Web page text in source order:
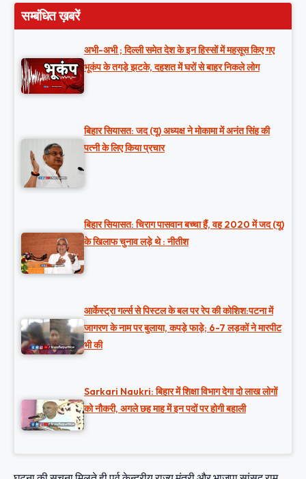
सम्बंधित ख़बरें
अभी-अभी ; दिल्ली समेत देश के इन हिस्सों में महसूस किए गए
भूकंप के तगड़े झटके, दहशत में घरों से बाहर निकले लोग
बिहार सियासत: जद (यू) अध्यक्ष ने मोकामा में अनंत सिंह की
पत्नी के लिए किया प्रचार
बिहार सियासत: चिराग पासवान बच्चा हैं, वह 2020 में जद (यू)
के खिलाफ चुनाव लड़े थे : नीतीश
आर्केस्ट्रा गर्ल्स से पिस्टल के बल पर रेप की कोशिश:पटना में
जागरण के नाम पर बुलाया, कपड़े फाड़े; 6-7 लड़कों ने मारपीट
भी की
Sarkari Naukri: बिहार में शिक्षा विभाग देगा दो लाख लोगों
को नौकरी, अगले छह माह में इन पदों पर होगी बहाली